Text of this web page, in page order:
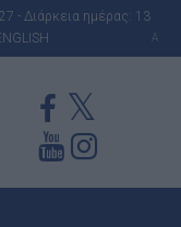
- Διάρκεια ημέρας: 13
A